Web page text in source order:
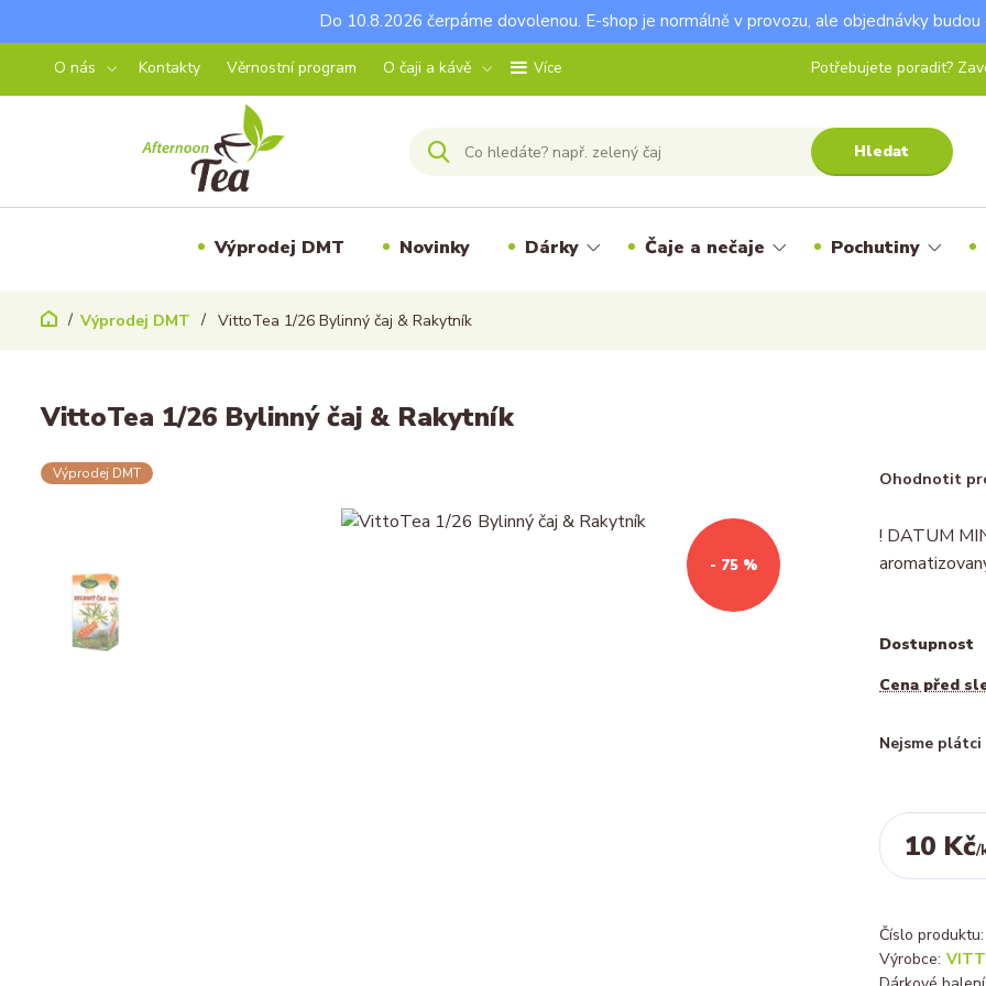
Do 10.8.2026 čerpáme dovolenou. E-shop je normálně v provozu, ale objednávky
O nás Kontakty Věrnostní program O čaji a kávě Více
Hledat
Potřebujete poradit?
Výprodej DMT Novinky Dárky Čaje a nečaje Pochutiny
Výprodej DMT VittoTea 1/26 Bylinný čaj & Rakytník
VittoTea 1/26 Bylinný čaj & Rakytník
Výprodej DMT
- 75 %
Ohodnotit
! DATUM
Dostupnost
Cena před
Nejsme plátci
10 Kč/
Číslo produktu:
Výrobce: